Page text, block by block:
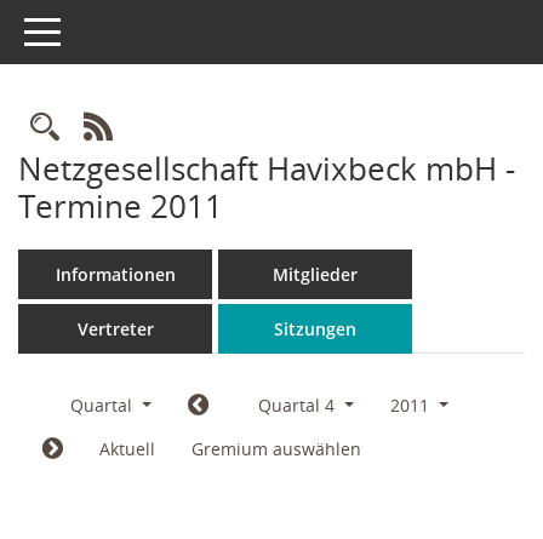
Toggle navigation
Rechercheauswahl
RSS-Feed
Netzgesellschaft Havixbeck mbH -
Termine 2011
Informationen Mitglieder
Vertreter Sitzungen
Quartal Quartal 4
2011
Aktuell
Gremium auswählen